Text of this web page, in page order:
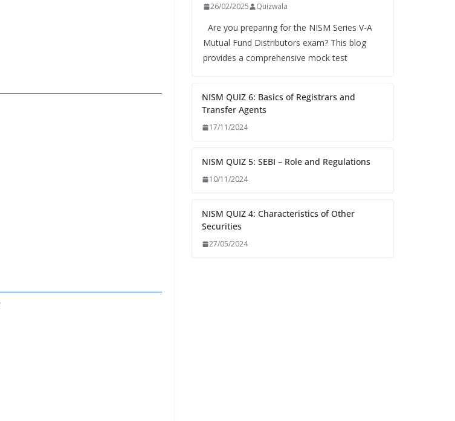
26/02/2025 Quizwala
Are you preparing for the NISM Series V-A
Mutual Fund Distributors exam? This blog
provides a comprehensive mock test
NISM QUIZ 6: Basics of Registrars and
Transfer Agents
17/11/2024
NISM QUIZ 5: SEBI – Role and Regulations
10/11/2024
NISM QUIZ 4: Characteristics of Other
Securities
27/05/2024